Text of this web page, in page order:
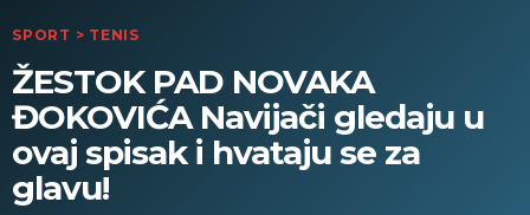
SPORT > TENIS
ŽESTOK PAD NOVAKA
ĐOKOVIĆA Navijači gledaju u
ovaj spisak i hvataju se za
glavu!